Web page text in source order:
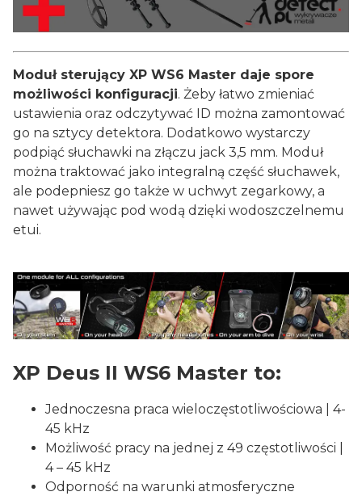
Moduł sterujący XP WS6 Master daje spore
możliwości konfiguracji. Żeby łatwo zmieniać
ustawienia oraz odczytywać ID można zamontować
go na sztycy detektora. Dodatkowo wystarczy
podpiąć słuchawki na złączu jack 3,5 mm. Moduł
można traktować jako integralną część słuchawek,
ale podepniesz go także w uchwyt zegarkowy, a
nawet używając pod wodą dzięki wodoszczelnemu
etui.
XP Deus II WS6 Master to:
Jednoczesna praca wieloczęstotliwościowa | 4-
45 kHz
Możliwość pracy na jednej z 49 częstotliwości |
4 – 45 kHz
Odporność na warunki atmosferyczne